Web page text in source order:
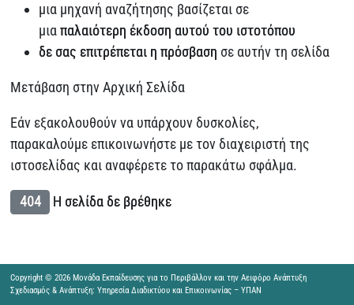
μια μηχανή αναζήτησης βασίζεται σε
μιαπαλαιότερη έκδοση αυτού του ιστοτόπου
δε σας επιτρέπεται η πρόσβαση σε αυτήν τη σελίδα
Μετάβαση στην Αρχική Σελίδα
Εάν εξακολουθούν να υπάρχουν δυσκολίες,
παρακαλούμε επικοινωνήστε με τον διαχειριστή της
ιστοσελίδας και αναφέρετε το παρακάτω σφάλμα.
404 Η σελίδα δε βρέθηκε
Copyright © 2026 Μονάδα Εκπαίδευσης για το Περιβάλλον και την Αειφόρο Ανάπτυξη
Σχεδιασμός & Ανάπτυξη: Υπηρεσία Διαδικτύου και Επικοινωνίας – ΥΠΑΝ